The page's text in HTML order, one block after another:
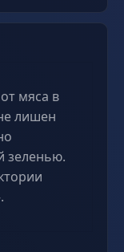
мяса в
лишен
зеленью.